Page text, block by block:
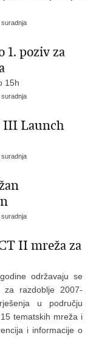
suradnja
poziv za
15h
III Launch
suradnja
suradnja
II mreža za
održavaju se
za razdoblje 2007-
u području
tematskih mreža i
i informacije o